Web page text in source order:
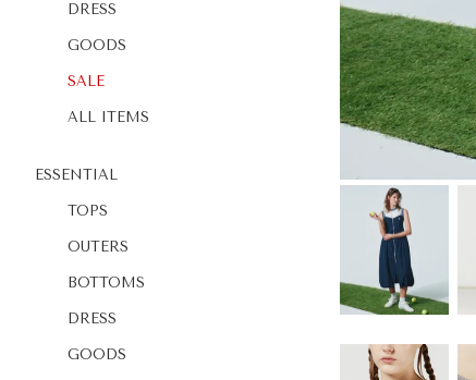
DRESS
GOODS
SALE
ALL ITEMS
ESSENTIAL
TOPS
OUTERS
BOTTOMS
DRESS
GOODS